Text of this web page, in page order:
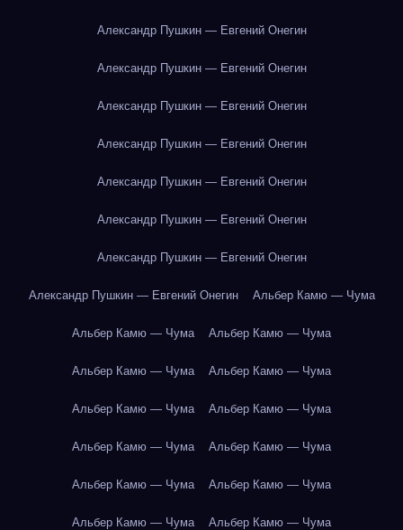
Александр Пушкин — Евгений Онегин
Александр Пушкин — Евгений Онегин
Александр Пушкин — Евгений Онегин
Александр Пушкин — Евгений Онегин
Александр Пушкин — Евгений Онегин
Александр Пушкин — Евгений Онегин
Александр Пушкин — Евгений Онегин
Александр Пушкин — Евгений Онегин Альбер Камю — Чума
Альбер Камю — Чума Альбер Камю — Чума
Альбер Камю — Чума Альбер Камю — Чума
Альбер Камю — Чума Альбер Камю — Чума
Альбер Камю — Чума Альбер Камю — Чума
Альбер Камю — Чума Альбер Камю — Чума
Альбер Камю — Чума Альбер Камю — Чума